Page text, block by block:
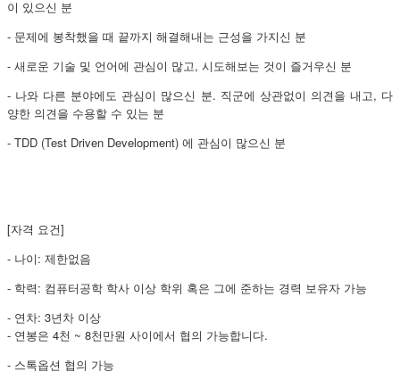
이 있으신 분
- 문제에 봉착했을 때 끝까지 해결해내는 근성을 가지신 분
- 새로운 기술 및 언어에 관심이 많고, 시도해보는 것이 즐거우신 분
- 나와 다른 분야에도 관심이 많으신 분. 직군에 상관없이 의견을 내고, 다
양한 의견을 수용할 수 있는 분
- TDD (Test Driven Development) 에 관심이 많으신 분
[자격 요건]
- 나이: 제한없음
- 학력: 컴퓨터공학 학사 이상 학위 혹은 그에 준하는 경력 보유자 가능
- 연차: 3년차 이상
- 연봉은 4천 ~ 8천만원 사이에서 협의 가능합니다.
- 스톡옵션 협의 가능